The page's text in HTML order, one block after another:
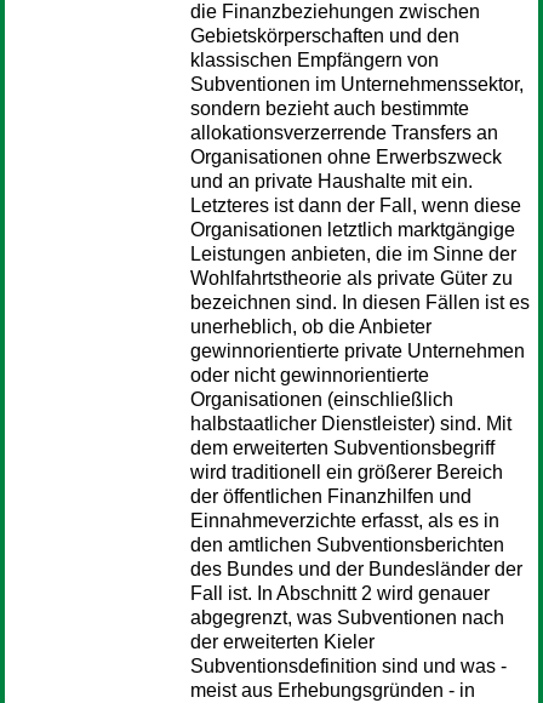
die Finanzbeziehungen zwischen
Gebietskörperschaften und den
klassischen Empfängern von
Subventionen im Unternehmenssektor,
sondern bezieht auch bestimmte
allokationsverzerrende Transfers an
Organisationen ohne Erwerbszweck
und an private Haushalte mit ein.
Letzteres ist dann der Fall, wenn diese
Organisationen letztlich marktgängige
Leistungen anbieten, die im Sinne der
Wohlfahrtstheorie als private Güter zu
bezeichnen sind. In diesen Fällen ist es
unerheblich, ob die Anbieter
gewinnorientierte private Unternehmen
oder nicht gewinnorientierte
Organisationen (einschließlich
halbstaatlicher Dienstleister) sind. Mit
dem erweiterten Subventionsbegriff
wird traditionell ein größerer Bereich
der öffentlichen Finanzhilfen und
Einnahmeverzichte erfasst, als es in
den amtlichen Subventionsberichten
des Bundes und der Bundesländer der
Fall ist. In Abschnitt 2 wird genauer
abgegrenzt, was Subventionen nach
der erweiterten Kieler
Subventionsdefinition sind und was -
meist aus Erhebungsgründen - in